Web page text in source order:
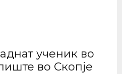
ученик во
во Скопје